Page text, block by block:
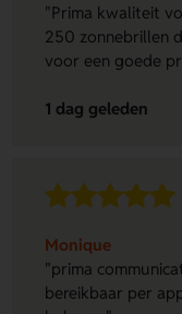
"Prima kwaliteit
250 zonnebrillen
voor een goede
1 dag geleden
Monique
"prima
bereikbaar per